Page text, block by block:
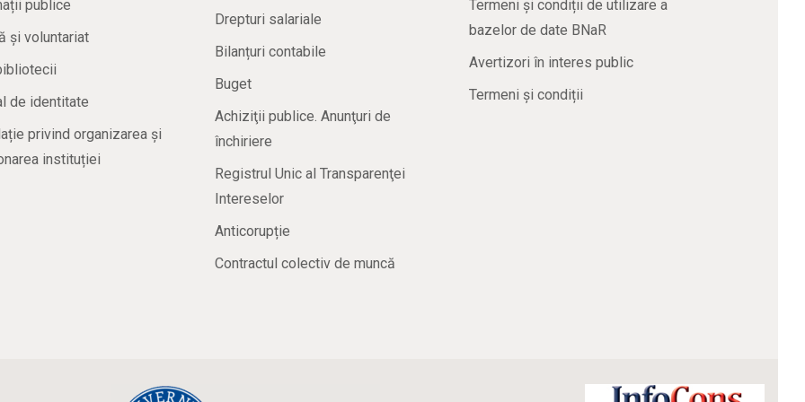
publice
și voluntariat
de identitate
privind organizarea și
instituției
Drepturi salariale
Bilanțuri contabile
Buget
Achiziţii publice. Anunţuri de
închiriere
Registrul Unic al Transparenţei
Intereselor
Anticorupție
Contractul colectiv de muncă
Termeni și condiții de utilizare a
bazelor de date BNaR
Avertizori în interes public
Termeni și condiții